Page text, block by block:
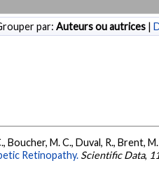
par: Auteurs ou autrices |
M. C., Duval, R., Brent,
Retinopathy. Scientific Data,